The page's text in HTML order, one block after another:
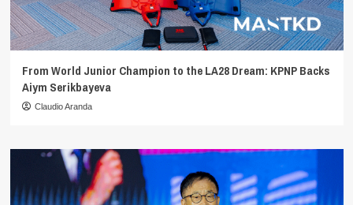
From World Junior Champion to the LA28 Dream: KPNP Backs
Aiym Serikbayeva
Claudio Aranda